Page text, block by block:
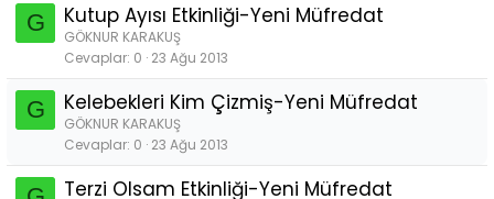
G Kutup Ayısı Etkinliği-Yeni Müfredat
GÖKNUR KARAKUŞ
Cevaplar 0 23 Ağu 2013
G Kelebekleri Kim Çizmiş-Yeni Müfredat
GÖKNUR KARAKUŞ
Cevaplar 0 23 Ağu 2013
Terzi Olsam Etkinliği-Yeni Müfredat